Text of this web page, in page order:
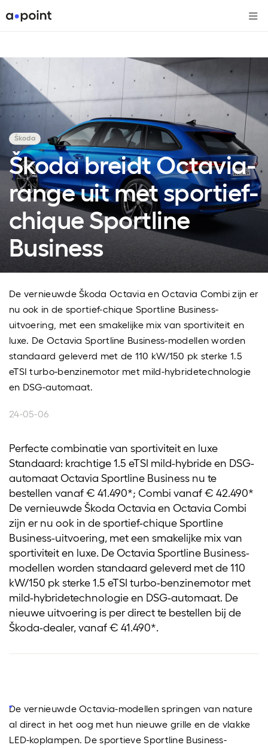
Škoda breidt Octavia-
range uit met sportief-
chique Sportline
Business
De vernieuwde Škoda Octavia en Octavia Combi zijn er
nu ook in de sportief-chique Sportline Business-
uitvoering, met een smakelijke mix van sportiviteit en
luxe. De Octavia Sportline Business-modellen worden
standaard geleverd met de 110 kW/150 pk sterke 1.5
eTSI turbo-benzinemotor met mild-hybridetechnologie
en DSG-automaat.
Škoda
24-05-06
Perfecte combinatie van sportiviteit en luxe
Standaard: krachtige 1.5 eTSI mild-hybride en DSG-
automaat Octavia Sportline Business nu te
bestellen vanaf € 41.490*; Combi vanaf € 42.490*
De vernieuwde Škoda Octavia en Octavia Combi
zijn er nu ook in de sportief-chique Sportline
Business-uitvoering, met een smakelijke mix van
sportiviteit en luxe. De Octavia Sportline Business-
modellen worden standaard geleverd met de 110
kW/150 pk sterke 1.5 eTSI turbo-benzinemotor met
mild-hybridetechnologie en DSG-automaat. De
nieuwe uitvoering is per direct te bestellen bij de
Škoda-dealer, vanaf € 41.490*.
De vernieuwde Octavia-modellen springen van nature
al direct in het oog met hun nieuwe grille en de vlakke
LED-koplampen. De sportieve Sportline Business-